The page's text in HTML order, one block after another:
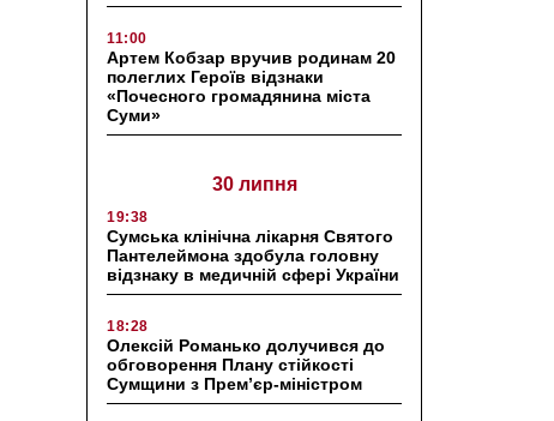
11:00
Артем Кобзар вручив родинам 20
полеглих Героїв відзнаки
«Почесного громадянина міста
Суми»
30 липня
19:38
Сумська клінічна лікарня Святого
Пантелеймона здобула головну
відзнаку в медичній сфері України
18:28
Олексій Романько долучився до
обговорення Плану стійкості
Сумщини з Прем’єр-міністром